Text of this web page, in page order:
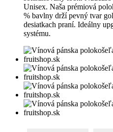
Unisex. Naša prémiová
% bavlny drží pevný tvar
desiatkach praní. Ideálny
systému.